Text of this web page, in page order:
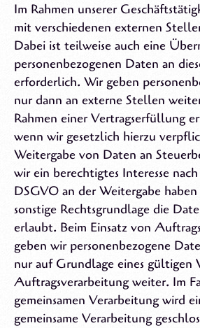
Im Rahmen unserer
mit verschiedenen externen
Dabei ist teilweise auch eine
personenbezogenen Daten an
erforderlich. Wir geben
nur dann an externe Stellen
Rahmen einer Vertragserfüllung
wenn wir gesetzlich hierzu
Weitergabe von Daten an
wir ein berechtigtes Interesse
DSGVO an der Weitergabe
sonstige Rechtsgrundlage die
erlaubt. Beim Einsatz von
geben wir personenbezogene
nur auf Grundlage eines gültigen
Auftragsverarbeitung weiter. Im
gemeinsamen Verarbeitung wird
gemeinsame Verarbeitung